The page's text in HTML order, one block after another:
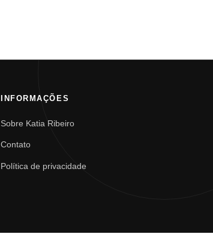
INFORMAÇÕES
Sobre Katia Ribeiro
Contato
Política de privacidade